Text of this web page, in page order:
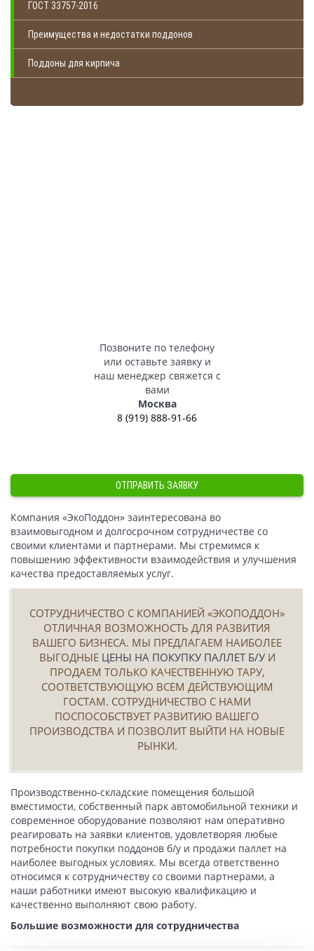
ГОСТ 33757-2016
Преимущества и недостатки поддонов
Поддоны для кирпича
Позвоните по телефону
или оставьте заявку и
наш менеджер свяжется с
вами
Москва
8 (919) 888-91-66
ОТПРАВИТЬ ЗАЯВКУ
Компания «ЭкоПоддон» заинтересована во
взаимовыгодном и долгосрочном сотрудничестве со
своими клиентами и партнерами. Мы стремимся к
повышению эффективности взаимодействия и улучшения
качества предоставляемых услуг.
СОТРУДНИЧЕСТВО С КОМПАНИЕЙ «ЭКОПОДДОН»
ОТЛИЧНАЯ ВОЗМОЖНОСТЬ ДЛЯ РАЗВИТИЯ
ВАШЕГО БИЗНЕСА. МЫ ПРЕДЛАГАЕМ НАИБОЛЕЕ
ВЫГОДНЫЕ ЦЕНЫ НА ПОКУПКУ ПАЛЛЕТ Б/УИ
ПРОДАЕМ ТОЛЬКО КАЧЕСТВЕННУЮ ТАРУ,
СООТВЕТСТВУЮЩУЮ ВСЕМ ДЕЙСТВУЮЩИМ
ГОСТАМ. СОТРУДНИЧЕСТВО С НАМИ
ПОСПОСОБСТВУЕТ РАЗВИТИЮ ВАШЕГО
ПРОИЗВОДСТВА И ПОЗВОЛИТ ВЫЙТИ НА НОВЫЕ
РЫНКИ.
Производственно-складские помещения большой
вместимости, собственный парк автомобильной техники и
современное оборудование позволяют нам оперативно
реагировать на заявки клиентов, удовлетворяя любые
потребности покупки поддонов б/у и продажи паллет на
наиболее выгодных условиях. Мы всегда ответственно
относимся к сотрудничеству со своими партнерами, а
наши работники имеют высокую квалификацию и
качественно выполняют свою работу.
Большие возможности для сотрудничества